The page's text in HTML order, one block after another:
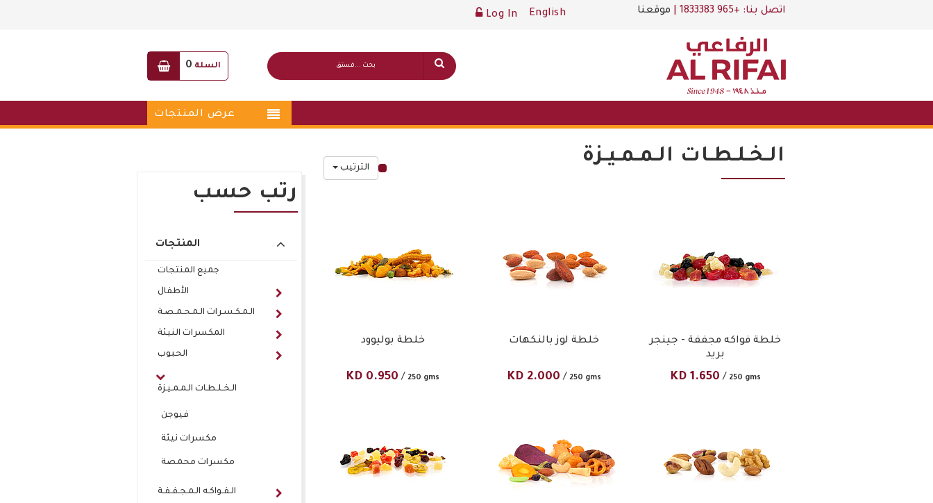
اتصل بنا: +965 1833383 موقعنا Log In English
السلة 0
عرض المنتجات
رتب حسب
المنتجات
جميع المنتجات
الأطفال
الـمـكـسـرات الـمـحـمـصـة
المكسرات النيئة
الحبوب
الـخـلـطـات الـمـمـيـزة
فيوجن
مكسرات نيئة
مكسرات محمصة
الـفـواكـه الـمـجـفـفـة
الـخـلـطـات الـمـمـيـزة الترتيب
خلطة بوليوود
KD 0.950 / 250 gms
خلطة لوز بالنكهات
KD 2.000 / 250 gms
خلطة فواكه مجففة - جينجر
بريد
KD1.650 / 250 gms